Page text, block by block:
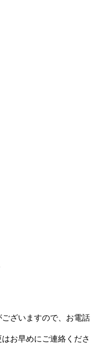
ざいますので、お電話
お早めにご連絡くださ